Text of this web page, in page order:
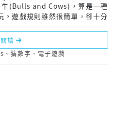
(Bulls and Cows)，算是一種
。遊戲規則雖然很簡單，卻十分
讀
、 猜數字 、 電子遊戲